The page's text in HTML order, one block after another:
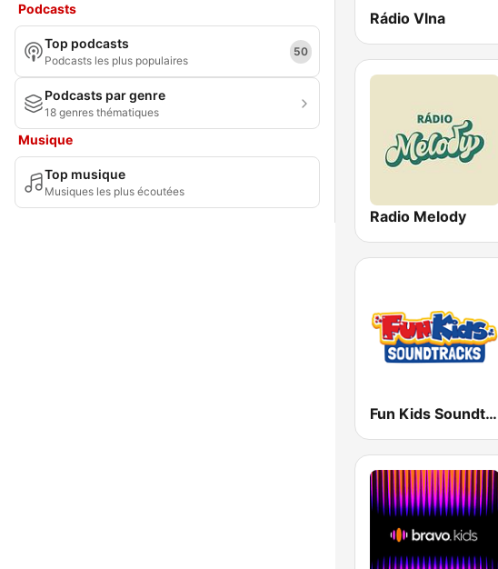
Podcasts
Top podcasts
Podcasts les plus populaires
50
Podcasts par genre
18 genres thématiques
Musique
Top musique
Musiques les plus écoutées
Rádio Vlna
Radio Melody
Fun Kids Soundtracks